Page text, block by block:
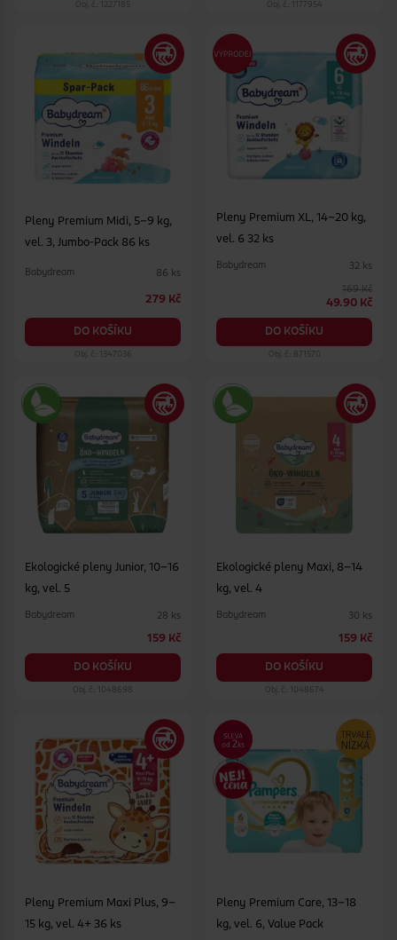
Obj. č.: 1227185 Obj. č.: 1177954
Pleny Premium Midi, 5–9 kg,
vel. 3, Jumbo-Pack 86 ks
Babydream 86 ks
279 Kč
DO KOŠÍKU
Obj. č.: 1347036
Pleny Premium XL, 14–20 kg,
vel. 6 32 ks
Babydream 32 ks
169 Kč
49.90 Kč
DO KOŠÍKU
Obj. č.: 871570
Ekologické pleny Junior, 10–16
kg, vel. 5
Babydream 28 ks
159 Kč
DO KOŠÍKU
Obj. č.: 1048698
Ekologické pleny Maxi, 8–14
kg, vel. 4
Babydream 30 ks
159 Kč
DO KOŠÍKU
Obj. č.: 1048674
Pleny Premium Maxi Plus, 9–
15 kg, vel. 4+ 36 ks
Pleny Premium Care, 13–18
kg, vel. 6, Value Pack